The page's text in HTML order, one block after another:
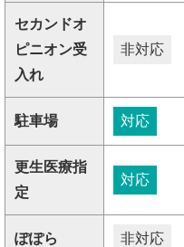
セカンドオ
ピニオン受
入れ
非対応
駐車場 対応
更生医療指
定
対応
ぽぽら 非対応